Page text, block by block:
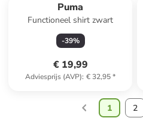
Puma
Functioneel shirt zwart
-39%
€ 19,99
Adviesprijs (AVP): € 32,95*
1 2